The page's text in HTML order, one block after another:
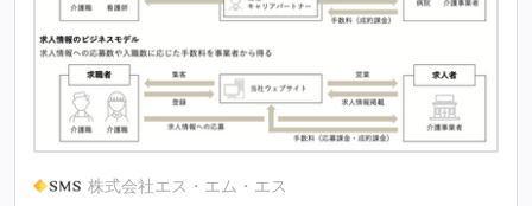
株式会社エス・エム・エス